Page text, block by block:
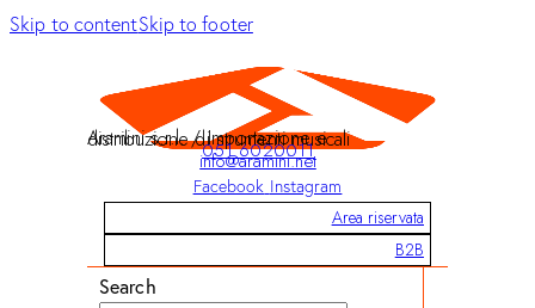
Skip to contentSkip to footer
Aramini s.r.l. / Importazione e distribuzione di strumenti musicali
051 6020011
info@aramini.net
Facebook Instagram
Area riservata
B2B
Search